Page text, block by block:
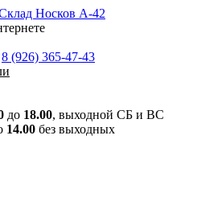
8 (926) 365-47-43
до 18.00, выходной СБ и ВС
14.00 без выходных